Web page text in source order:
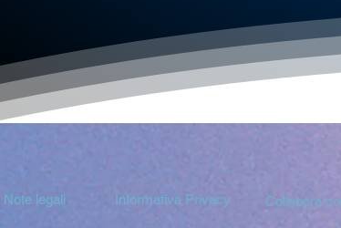
Note legali Informativa Privacy Collabora